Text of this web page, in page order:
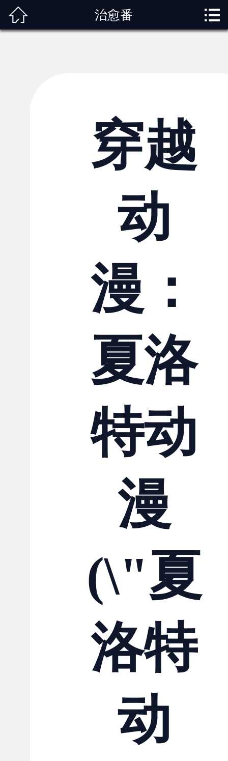
角色图鉴
内容服务
观影指南
投稿交流
 治愈番 
穿越
动
漫：
夏洛
特动
漫
(\"夏
洛特
动